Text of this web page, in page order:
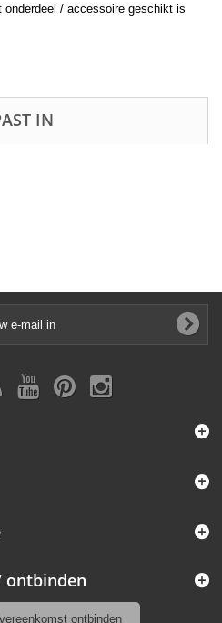
onderdeel / accessoire geschikt is
IN
ontbinden
ontbinden